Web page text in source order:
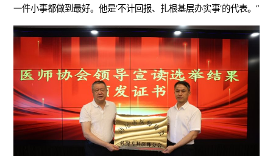
一件小事都做到最好。他是‘不计回报、扎根基层办实事’的代表。”